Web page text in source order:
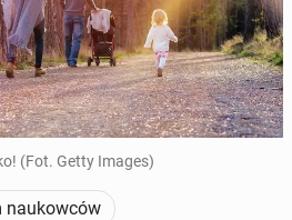
(Fot. Getty Images)
naukowców